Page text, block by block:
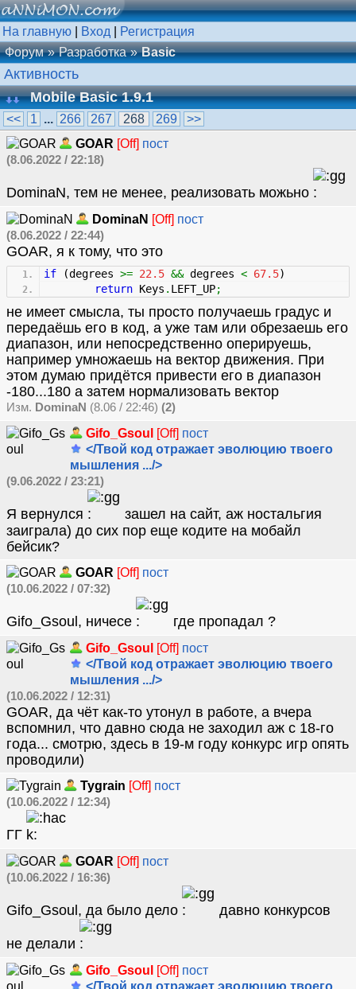
На главную Вход
Регистрация
Форум
Разработка Basic
Активность
Mobile Basic 1.9.1
<< 1 ... 266 267 268 269
>>
GOAR [Off] пост
(8.06.2022 / 22:18)
DominaN, тем не менее, реализовать можьно
DominaN [Off] пост
(8.06.2022 / 22:44)
GOAR, я к тому, что это
if (degrees >= 22.5 &&degrees < 67.5)
return Keys . LEFT_UP;
не имеет смысла, ты просто получаешь градус и
передаёшь его в код, а уже там или обрезаешь его
диапазон, или непосредственно оперируешь,
например умножаешь на вектор движения. При
этом думаю придётся привести его в диапазон
-180...180 а затем нормализовать вектор
Изм. DominaN (8.06 / 22:46) (2)
Gifo_Gsoul [Off] пост
</Твой код отражает эволюцию твоего
мышления .../>
(9.06.2022 / 23:21)
Я вернулся
зашел на сайт, аж ностальгия
заиграла) до сих пор еще кодите на мобайл
бейсик?
GOAR [Off] пост
(10.06.2022 / 07:32)
Gifo_Gsoul, ничесе где пропадал ?
Gifo_Gsoul [Off] пост
</Твой код отражает эволюцию твоего
мышления .../>
(10.06.2022 / 12:31)
GOAR, да чёт как-то утонул в работе, а вчера
вспомнил, что давно сюда не заходил аж с 18-го
года... смотрю, здесь в 19-м году конкурс игр опять
проводили)
Tygrain [Off] пост
(10.06.2022 / 12:34)
ГГ
GOAR [Off] пост
(10.06.2022 / 16:36)
Gifo_Gsoul, да было дело давно конкурсов
не делали
Gifo_Gsoul [Off] пост
</Твой код отражает эволюцию твоего